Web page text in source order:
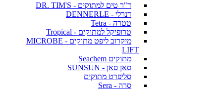
ד"ר טים למתוקים - DR. TIM'S
דנרלי - DENNERLE
טטרה - Tetra
טרופיקל למתוקים - Tropical
מיקרוב ליפט מתוקים - MICROBE
LIFT
מתוקים Seachem
סאן סאן - SUNSUN
סליפרט מתוקים
סרה - Sera